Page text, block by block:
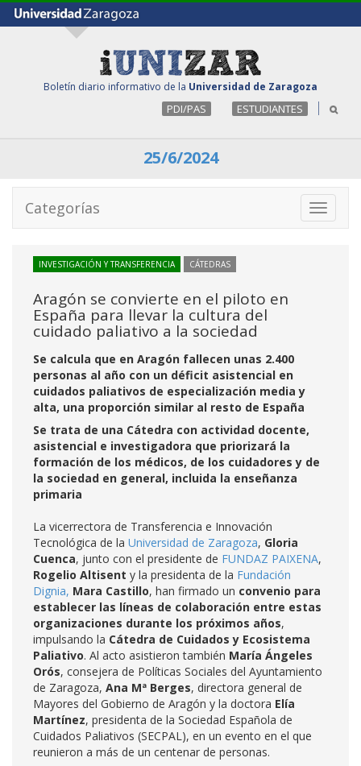
Boletín diario informativo de la Universidad de Zaragoza
PDI/PAS ESTUDIANTES
25/6/2024
Toggle
Categorías
INVESTIGACIÓN Y TRANSFERENCIA CÁTEDRAS
Aragón se convierte en el piloto en
España para llevar la cultura del
cuidado paliativo a la sociedad
Se calcula que en Aragón fallecen unas 2.400
personas al año con un déficit asistencial en
cuidados paliativos de especialización media y
alta, una proporción similar al resto de España
Se trata de una Cátedra con actividad docente,
asistencial e investigadora que priorizará la
formación de los médicos, de los cuidadores y de
la sociedad en general, incluida la enseñanza
primaria
La vicerrectora de Transferencia e Innovación
Tecnológica de la Universidad de Zaragoza, Gloria
Cuenca, junto con el presidente de FUNDAZ PAIXENA,
Rogelio Altisent y la presidenta de la Fundación
Dignia, Mara Castillo, han firmado un convenio para
establecer las líneas de colaboración entre estas
organizaciones durante los próximos años,
impulsando la Cátedra de Cuidados y Ecosistema
Paliativo. Al acto asistieron también María Ángeles
Orós, consejera de Políticas Sociales del Ayuntamiento
de Zaragoza, Ana Mª Berges, directora general de
Mayores del Gobierno de Aragón y la doctora Elía
Martínez, presidenta de la Sociedad Española de
Cuidados Paliativos (SECPAL), en un evento en el que
reunieron a más de un centenar de personas.